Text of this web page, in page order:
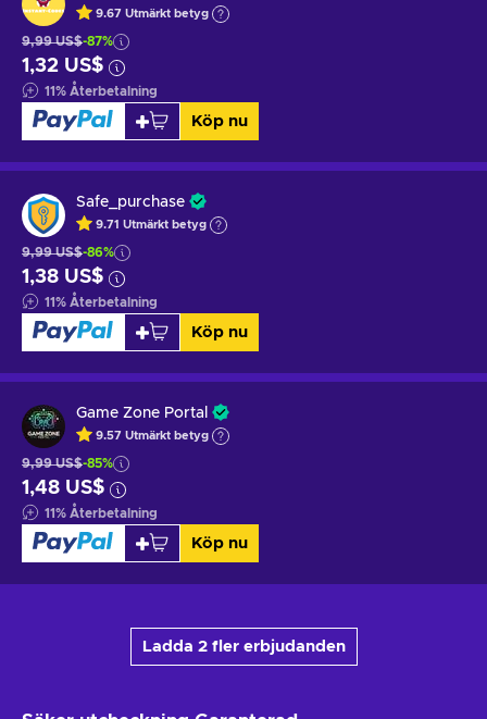
9.67 Utmärkt betyg
9,99 US$-87%
1,32 US$
11% Återbetalning
Köp nu
Safe_purchase
9.71 Utmärkt betyg
9,99 US$-86%
1,38 US$
11% Återbetalning
Köp nu
Game Zone Portal
9.57 Utmärkt betyg
9,99 US$-85%
1,48 US$
11% Återbetalning
Köp nu
Ladda 2 fler erbjudanden